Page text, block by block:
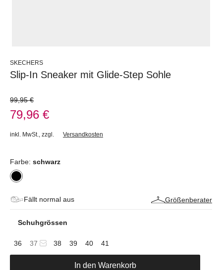
SKECHERS
Slip-In Sneaker mit Glide-Step Sohle
99,95 €
79,96 €
inkl. MwSt. zzgl. Versandkosten
Farbe: schwarz
Fällt normal aus Größenberater
Schuhgrössen
36 37 38 39 40 41
In den Warenkorb